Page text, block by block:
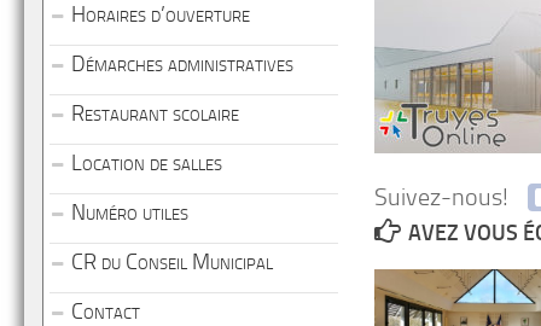
Suivez-nous!
AVEZ VOUS
Horaires d’ouverture
Démarches administratives
Restaurant scolaire
Location de salles
Numéro utiles
CR du Conseil Municipal
Contact